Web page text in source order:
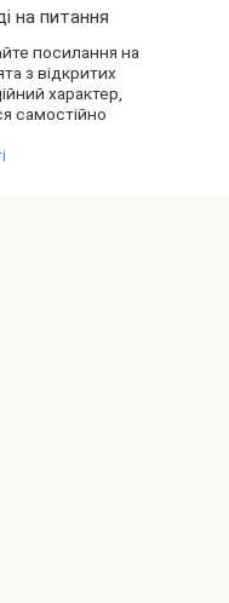
на питання
посилання на
з відкритих
характер,
самостійно